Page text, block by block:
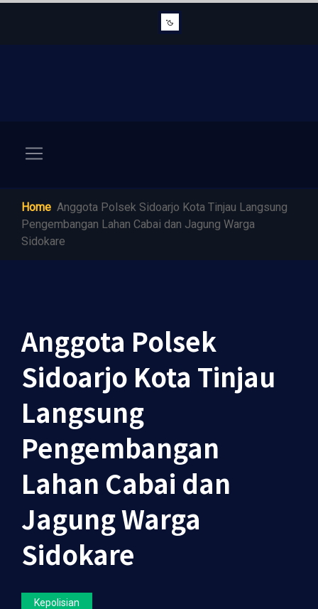
Home Anggota Polsek Sidoarjo Kota Tinjau Langsung
Pengembangan Lahan Cabai dan Jagung Warga
Sidokare
Anggota Polsek
Sidoarjo Kota Tinjau
Langsung
Pengembangan
Lahan Cabai dan
Jagung Warga
Sidokare
Kepolisian